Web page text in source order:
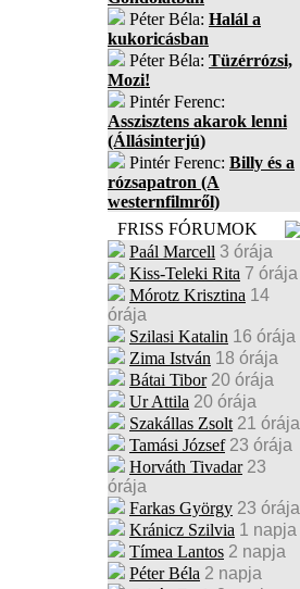
Péter Béla: Halál a
kukoricásban
Péter Béla: Tüzérrózsi,
Mozi!
Pintér Ferenc:
Asszisztens akarok lenni
(Állásinterjú)
Pintér Ferenc: Billy és a
rózsapatron (A
westernfilmről)
FRISS FÓRUMOK
Paál Marcell 3 órája
Kiss-Teleki Rita 7 órája
Mórotz Krisztina 14
órája
Szilasi Katalin 16 órája
Zima István 18 órája
Bátai Tibor 20 órája
Ur Attila 20 órája
Szakállas Zsolt 21 órája
Tamási József 23 órája
Horváth Tivadar 23
órája
Farkas György 23 órája
Kránicz Szilvia 1 napja
Tímea Lantos 2 napja
Péter Béla 2 napja